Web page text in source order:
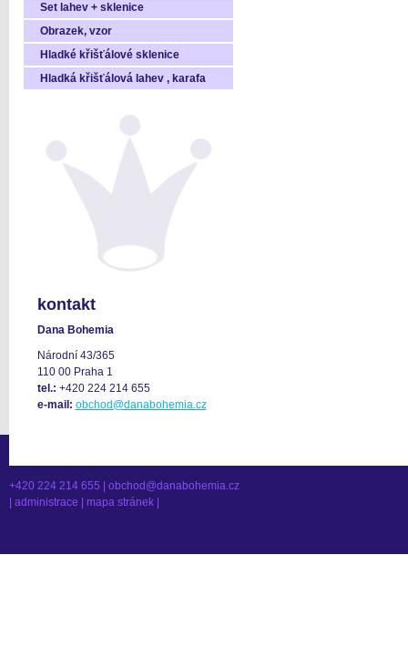
Set lahev + sklenice
Obrazek, vzor
Hladké křišťálové sklenice
Hladká křišťálová lahev , karafa
kontakt
Dana Bohemia
Národní 43/365
110 00 Praha 1
tel.: +420 224 214 655
e-mail: obchod@danabohemia.cz
+420 224 214 655 | obchod@danabohemia.cz
administrace mapa stránek|